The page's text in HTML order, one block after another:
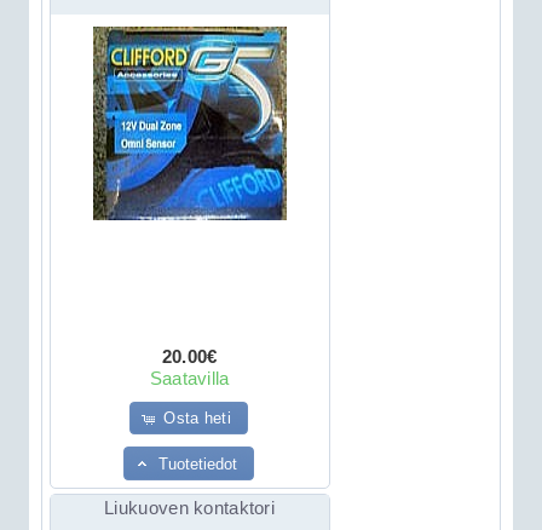
20.00€
Saatavilla
Osta heti
Tuotetiedot
Liukuoven kontaktori